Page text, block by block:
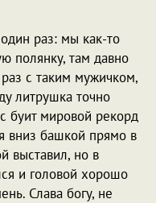
раз: мы как-то
полянку, там давно
с таким мужичком,
литрушка точно
буит мировой рекорд
вниз башкой прямо в
выставил, но в
и головой хорошо
Слава богу, не